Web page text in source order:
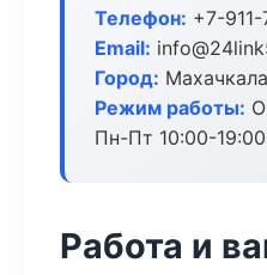
Телефон: +7-
Email:
Город: Махачкала
Режим работы:
Пн-Пт 10:00-19:00
Работа и